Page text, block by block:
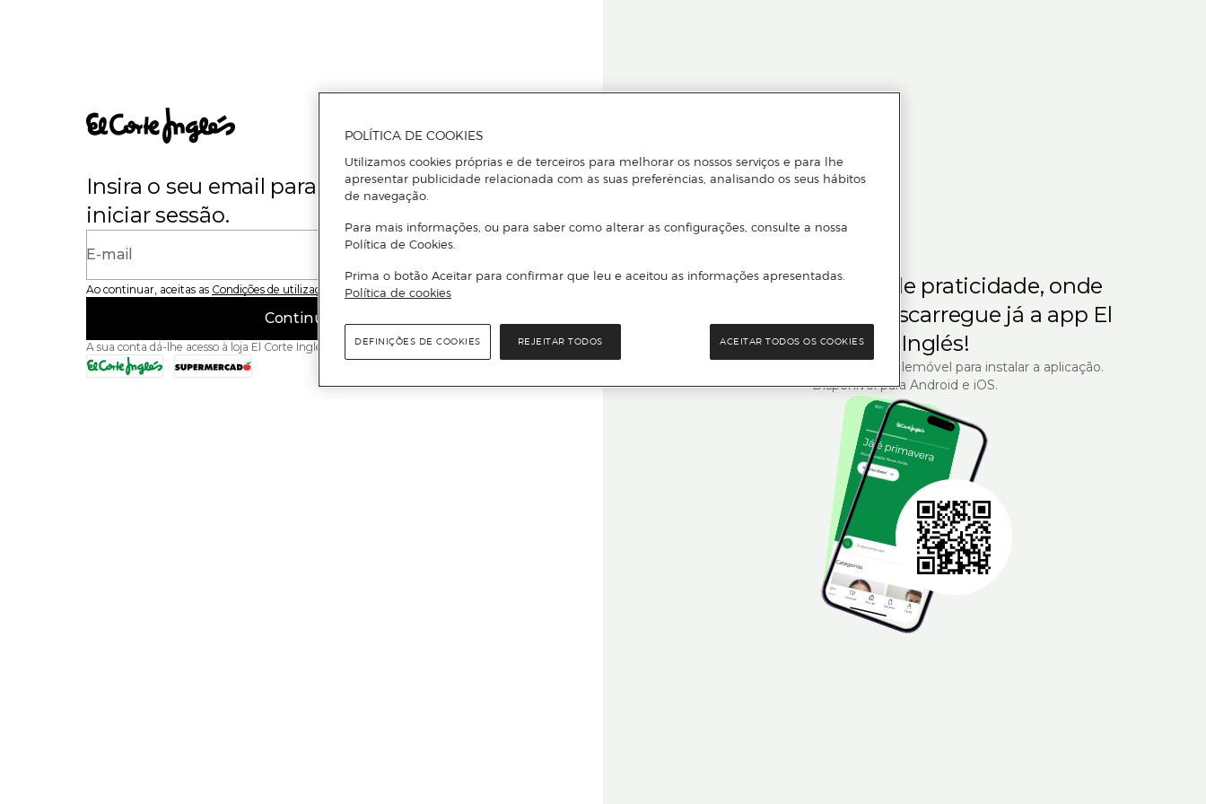
Insira o seu email para se registar ou
iniciar sessão.
E-mail
Ao continuar, aceitas as Condições de utilização do site
Continuar
A sua conta dá-lhe acesso à loja El Corte Inglés e ao Supermercado El Corte Inglés.
Para quem gosta de praticidade, onde
Descarregue já a app El
Corte Inglés!
Leia o código QR com o seu telemóvel para instalar a aplicação.
Disponível para Android e iOS.
POLÍTICA DE COOKIES
Utilizamos cookies próprias e de terceiros para melhorar os nossos serviços e para lhe
apresentar publicidade relacionada com as suas preferências, analisando os seus hábitos
de navegação.
Para mais informações, ou para saber como alterar as configurações, consulte a nossa
Política de Cookies.
Prima o botão Aceitar para confirmar que leu e aceitou as informações apresentadas.
Política de cookies
REJEITAR TODOS ACEITAR TODOS OS COOKIES
DEFINIÇÕES DE COOKIES